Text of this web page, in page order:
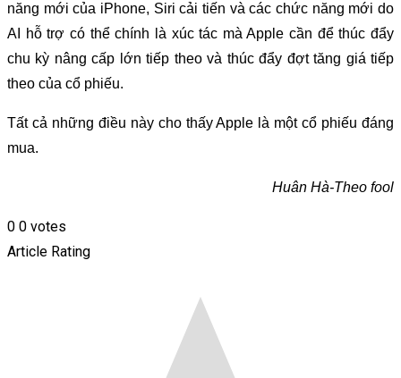
năng mới của iPhone, Siri cải tiến và các chức năng mới do
AI hỗ trợ có thể chính là xúc tác mà Apple cần để thúc đẩy
chu kỳ nâng cấp lớn tiếp theo và thúc đẩy đợt tăng giá tiếp
theo của cổ phiếu.
Tất cả những điều này cho thấy Apple là một cổ phiếu đáng
mua.
Huân Hà-Theo fool
0 0 votes
Article Rating